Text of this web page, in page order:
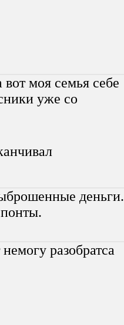
моя семья себе
уже со
деньги.
разобратса